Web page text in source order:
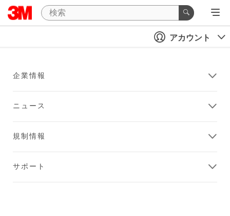
アカウント
企業情報
ニュース
規制情報
サポート